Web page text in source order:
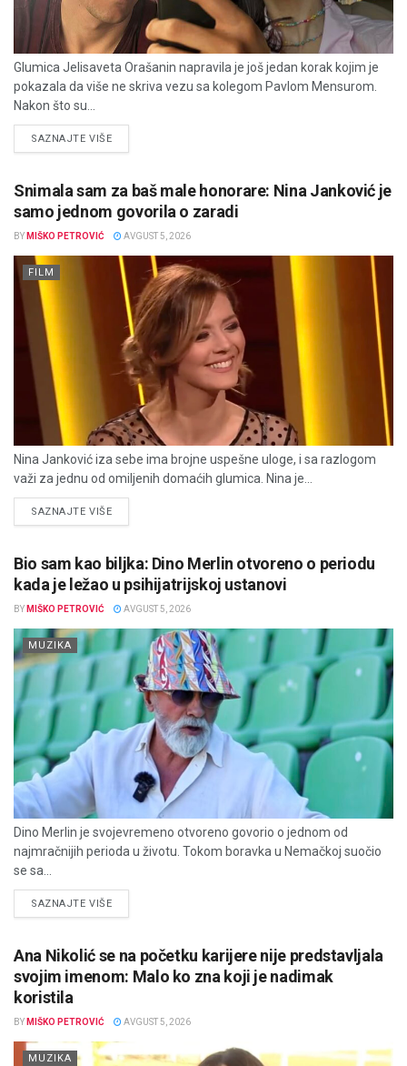
Glumica Jelisaveta Orašanin napravila je još jedan korak kojim je
pokazala da više ne skriva vezu sa kolegom Pavlom Mensurom.
Nakon što su...
SAZNAJTE VIŠEDETAILS
Snimala sam za baš male honorare: Nina Janković je
samo jednom govorila o zaradi
BY MIŠKO PETROVIĆ AVGUST 5, 2026
FILM
Nina Janković iza sebe ima brojne uspešne uloge, i sa razlogom
važi za jednu od omiljenih domaćih glumica. Nina je...
SAZNAJTE VIŠEDETAILS
Bio sam kao biljka: Dino Merlin otvoreno o periodu
kada je ležao u psihijatrijskoj ustanovi
BY MIŠKO PETROVIĆ AVGUST 5, 2026
MUZIKA
Dino Merlin je svojevremeno otvoreno govorio o jednom od
najmračnijih perioda u životu. Tokom boravka u Nemačkoj suočio
se sa...
SAZNAJTE VIŠEDETAILS
Ana Nikolić se na početku karijere nije predstavljala
svojim imenom: Malo ko zna koji je nadimak
koristila
BY MIŠKO PETROVIĆ AVGUST 5, 2026
MUZIKA